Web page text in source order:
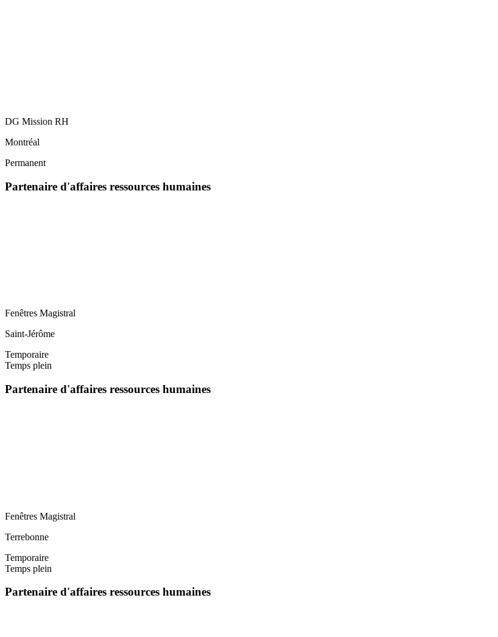
DG Mission RH
Montréal
Permanent
Partenaire d'affaires ressources humaines
Fenêtres Magistral
Saint-Jérôme
Temporaire
Temps plein
Partenaire d'affaires ressources humaines
Fenêtres Magistral
Terrebonne
Temporaire
Temps plein
Partenaire d'affaires ressources humaines